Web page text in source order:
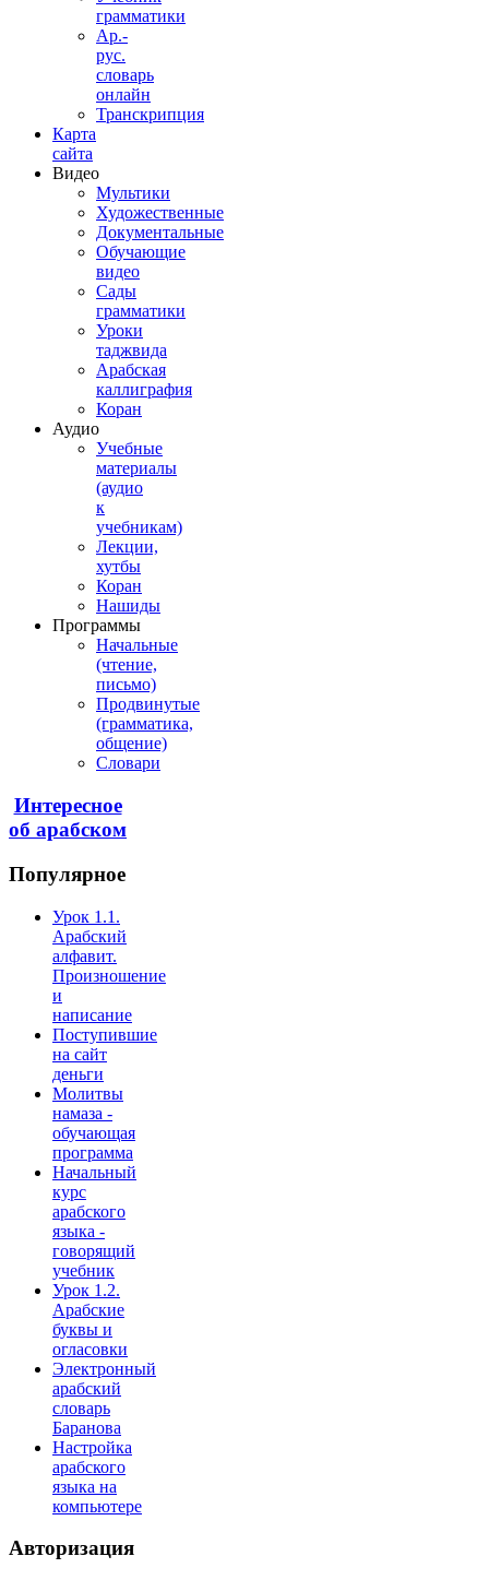
грамматики
Ар.-
рус.
словарь
онлайн
Транскрипция
Карта
сайта
Видео
Мультики
Художественные
Документальные
Обучающие
видео
Сады
грамматики
Уроки
таджвида
Арабская
каллиграфия
Коран
Аудио
Учебные
материалы
(аудио
к
учебникам)
Лекции,
хутбы
Коран
Нашиды
Программы
Начальные
(чтение,
письмо)
Продвинутые
(грамматика,
общение)
Словари
Интересное
об арабском
Популярное
Урок 1.1.
Арабский
алфавит.
Произношение
и
написание
Поступившие
на сайт
деньги
Молитвы
намаза -
обучающая
программа
Начальный
курс
арабского
языка -
говорящий
учебник
Урок 1.2.
Арабские
буквы и
огласовки
Электронный
арабский
словарь
Баранова
Настройка
арабского
языка на
компьютере
Авторизация